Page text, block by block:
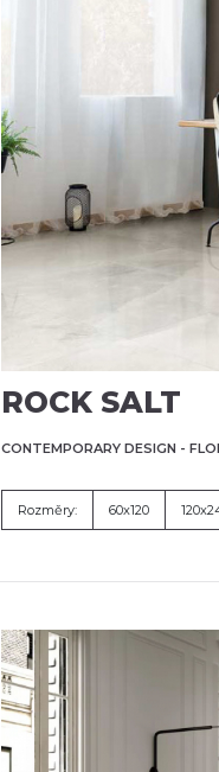
ROCK SALT
CONTEMPORARY DESIGN -
Rozměry: 60x120